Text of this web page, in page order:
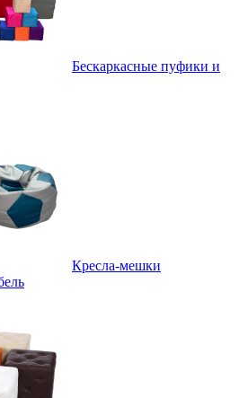
Бескаркасные пуфики и
Кресла-мешки